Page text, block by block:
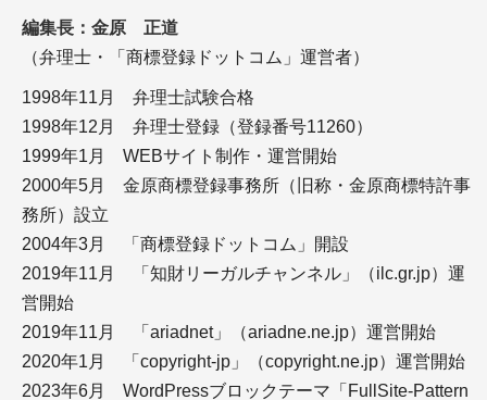
＋WEBコンテンツは構成と推敲が９割！ 推敲～校
正・校閲までを解説
＋WEBメディア編集と外注の注意点
＋チーム間での作業共有のための、動画・サイトの
修正指示ツール－AKAPON
フリーランス
編集長：金原 正道
（弁理士・「商標登録ドットコム」運営者）
1998年11月 弁理士試験合格
1998年12月 弁理士登録（登録番号11260）
1999年1月 WEBサイト制作・運営開始
2000年5月 金原商標登録事務所（旧称・金原商標特許事
務所）設立
2004年3月 「商標登録ドットコム」開設
2019年11月 「知財リーガルチャンネル」（ilc.gr.jp）運
営開始
2019年11月 「ariadnet」（ariadne.ne.jp）運営開始
2020年1月 「copyright-jp」（copyright.ne.jp）運営開始
2023年6月 WordPressブロックテーマ「FullSite-Pattern